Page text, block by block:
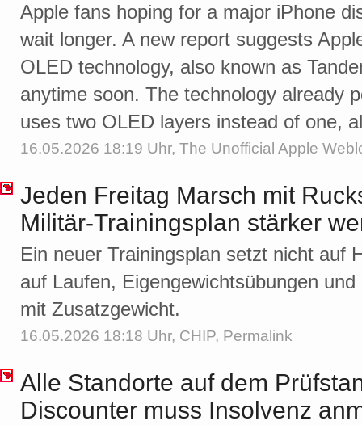
Apple fans hoping for a major iPhone
wait longer. A new report suggests
OLED technology, also known as
anytime soon. The technology already
uses two OLED layers instead of one,
16.05.2026 18:19 Uhr, The Unofficial Apple
Jeden Freitag Marsch mit
Militär-Trainingsplan stärker
Ein neuer Trainingsplan setzt nicht auf
auf Laufen, Eigengewichtsübungen
mit Zusatzgewicht.
16.05.2026 18:18 Uhr, CHIP, Permalink
Alle Standorte auf dem
Discounter muss Insolvenz